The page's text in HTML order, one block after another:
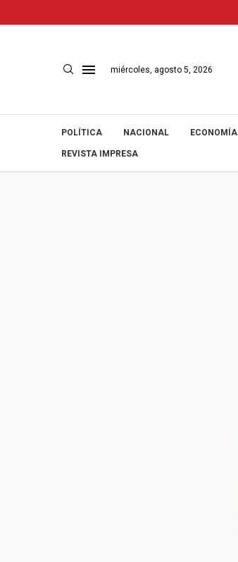
miércoles, agosto 5, 2026
POLÍTICA NACIONAL ECONOMÍA
REVISTA IMPRESA